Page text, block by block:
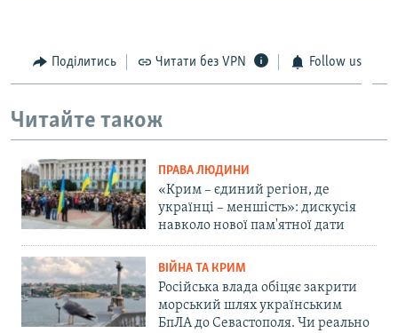
Поділитись Читати без VPN Follow us
Читайте також
ПРАВА ЛЮДИНИ
«Крим – єдиний регіон, де
українці – меншість»: дискусія
навколо нової пам'ятної дати
ВІЙНА ТА КРИМ
Російська влада обіцяє закрити
морський шлях українським
БпЛА до Севастополя. Чи реально